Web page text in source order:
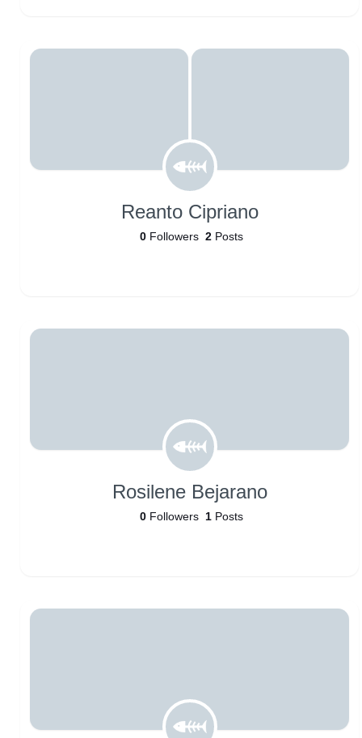
Reanto Cipriano
0Followers 2Posts
Rosilene Bejarano
0Followers 1Posts